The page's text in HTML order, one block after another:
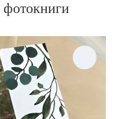
фотокниги